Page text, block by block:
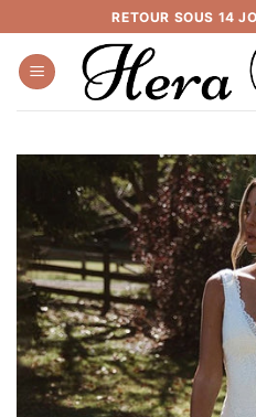
au
contenu
RETOUR SOUS 14